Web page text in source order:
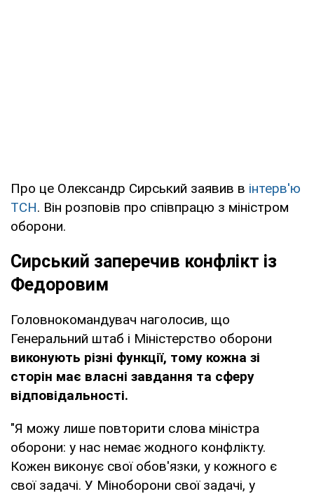
Про це Олександр Сирський заявив в інтерв'ю
ТСН. Він розповів про співпрацю з міністром
оборони.
Сирський заперечив конфлікт із
Федоровим
Головнокомандувач наголосив, що
Генеральний штаб і Міністерство оборони
виконують різні функції, тому кожна зі
сторін має власні завдання та сферу
відповідальності.
"Я можу лише повторити слова міністра
оборони: у нас немає жодного конфлікту.
Кожен виконує свої обов'язки, у кожного є
свої задачі. У Міноборони свої задачі, у